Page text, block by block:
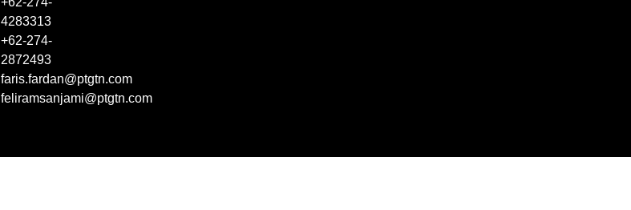
4283313
+62-274-
2872493
faris.fardan@ptgtn.com
feliramsanjami@ptgtn.com